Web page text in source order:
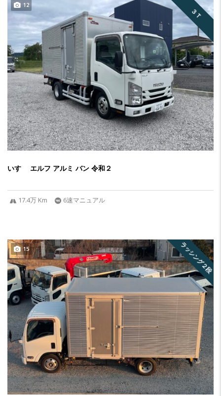
３Ｔ
12
いすゞ エルフ アルミ バン 令和２
17.4万 Km 6速マニュアル
ラッシング２段
15